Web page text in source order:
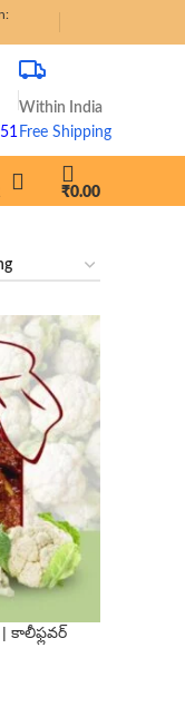
Within India
Free Shipping
₹0.00
| కాలీఫ్లవర్